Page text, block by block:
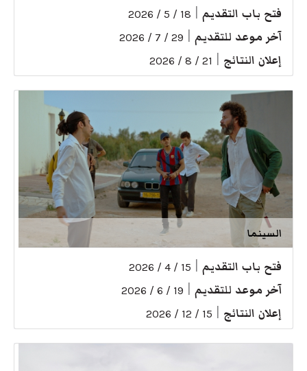
فتح باب التقديم 18 / 5 / 2026
آخر موعد للتقديم 29 / 7 / 2026
إعلان النتائج 21 / 8 / 2026
السينما
فتح باب التقديم 15 / 4 / 2026
آخر موعد للتقديم 19 / 6 / 2026
إعلان النتائج 15 / 12 / 2026